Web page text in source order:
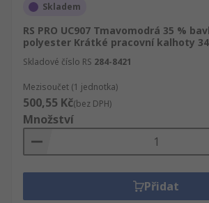
Skladem
RS PRO UC907 Tmavomodrá 35 %
polyester Krátké pracovní kalhoty
Skladové číslo RS 284-8421
Mezisoučet (1 jednotka)
500,55 Kč(bez DPH)
Množství
Přidat